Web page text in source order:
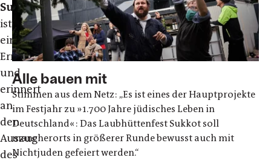
Sukkot
ist
ein
Erntedankfest
und
erinnert
an
den
Auszug
des
Alle bauen mit
Stimmen aus dem Netz: „Es ist eines der Hauptprojekte
im Festjahr zu »1.700 Jahre jüdisches Leben in
Deutschland«: Das Laubhüttenfest Sukkot soll
mancherorts in größerer Runde bewusst auch mit
Nichtjuden gefeiert werden.“